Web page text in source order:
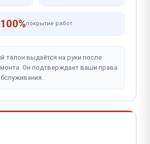
100%покрытие работ
талон выдаётся на руки после
Он подтверждает ваши права